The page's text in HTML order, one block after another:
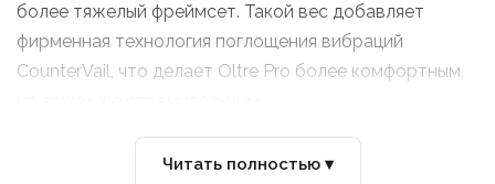
более тяжелый фреймсет. Такой вес добавляет
фирменная технология поглощения вибраций
CounterVail, что делает Oltre Pro более комфортным,
AIR DEFLECTOR — новая технология воздушных
Читать полностью ▾